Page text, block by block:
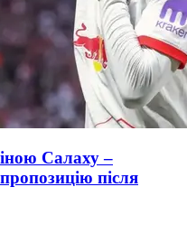
Салаху –
після